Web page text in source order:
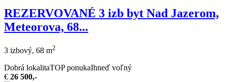
REZERVOVANÉ 3 izb byt Nad Jazerom,
Meteorova, 68...
3 izbový, 68 m2
Dobrá lokalitaTOP ponukaIhneď voľný
€ 26 500,-